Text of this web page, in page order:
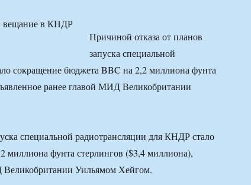
Причиной отказа от планов
запуска специальной
сокращение бюджета BBC на 2,2 миллиона фунта
ранее главой МИД Великобритании
специальной радиотрансляции для КНДР стало
миллиона фунта стерлингов ($3,4 миллиона),
Великобритании Уильямом Хейгом.